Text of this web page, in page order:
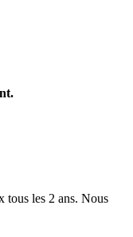
tous les 2 ans. Nous